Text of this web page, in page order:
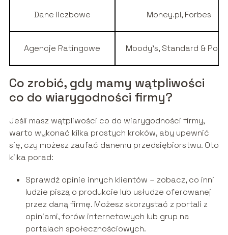
Dane liczbowe Money.pl, Forbes
Agencje Ratingowe Moody’s, Standard &
Co zrobić, gdy mamy wątpliwości
co do wiarygodności firmy?
Jeśli masz wątpliwości co do wiarygodności firmy,
warto wykonać kilka prostych kroków, aby upewnić
się, czy możesz zaufać danemu przedsiębiorstwu. Oto
kilka porad:
Sprawdź opinie innych klientów – zobacz, co inni
ludzie piszą o produkcie lub usłudze oferowanej
przez daną firmę. Możesz skorzystać z portali z
opiniami, forów internetowych lub grup na
portalach społecznościowych.